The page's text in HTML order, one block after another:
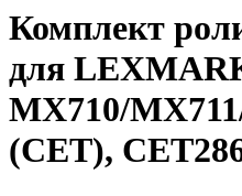
Комплект
для
MX710/
(CET),